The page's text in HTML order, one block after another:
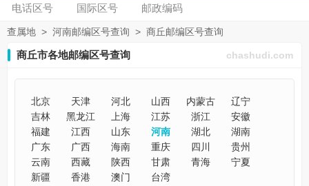
电话区号 国际区号 邮政编码
查属地 > 河南邮编区号查询 > 商丘邮编区号查询
商丘市各地邮编区号查询 chashudi.com
北京 天津 河北 山西 内蒙古
辽宁
吉林
黑龙江 上海 江苏 浙江
安徽
福建
江西 山东 河南 湖北
湖南
广东
广西 海南 重庆 四川
贵州
云南
西藏 陕西 甘肃 青海
宁夏
新疆
香港 澳门 台湾